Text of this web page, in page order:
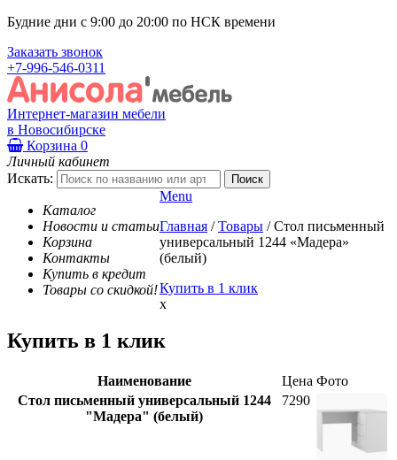
Будние дни с 9:00 до 20:00 по НСК времени
Заказать звонок
+7-996-546-0311
Интернет-магазин мебели
в Новосибирске
Корзина 0
Личный кабинет
Искать:
Каталог
Новости и статьи
Корзина
Контакты
Купить в кредит
Товары со скидкой!
Menu
Главная / Товары / Стол письменный
универсальный 1244 «Мадера»
(белый)
Купить в 1 клик
x
Купить в 1 клик
Наименование Цена Фото
Стол письменный универсальный 1244
"Мадера" (белый)
7290